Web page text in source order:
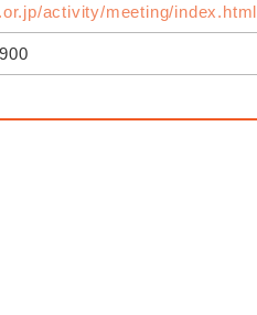
activity/meeting/index.html